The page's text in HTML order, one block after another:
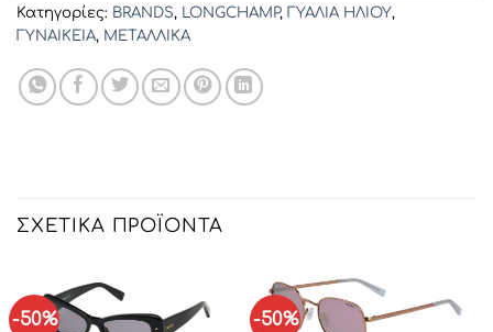
Κατηγορίες: BRANDS, LONGCHAMP, ΓΥΑΛΙΑ ΗΛΙΟΥ,
ΓΥΝΑΙΚΕΙΑ, ΜΕΤΑΛΛΙΚΑ
ΣΧΕΤΙΚΆ ΠΡΟΪΌΝΤΑ
-50% -50%